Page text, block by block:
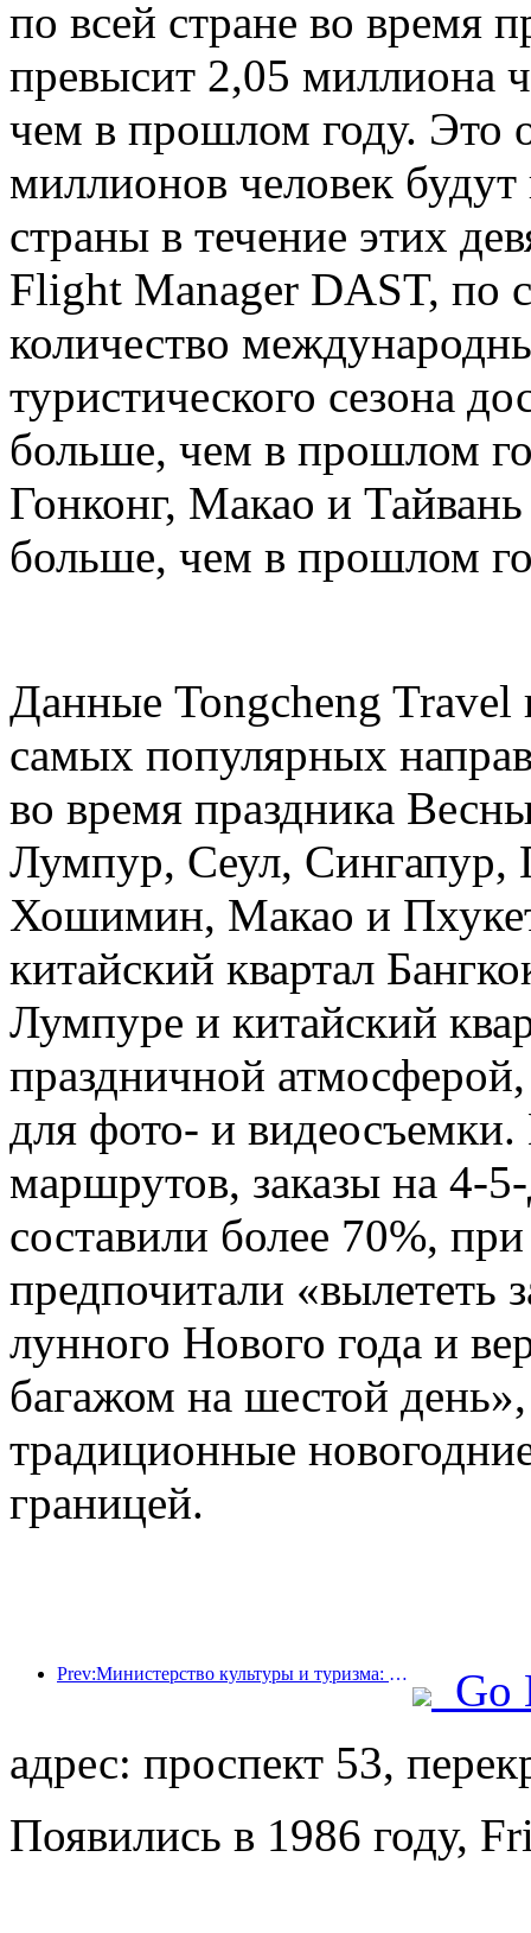
по всей стране во время
превысит 2,05 миллиона
чем в прошлом году. Это
миллионов человек будут
страны в течение этих
Flight Manager DAST, по
количество
туристического сезона
больше, чем в прошлом
Гонконг, Макао и
больше, чем в прошлом
Данные Tongcheng Travel
самых популярных
во время праздника
Лумпур, Сеул, Сингапур,
Хошимин, Макао и
китайский квартал
Лумпуре и китайский
праздничной
для фото- и
маршрутов, заказы на 4-
составили более 70%,
предпочитали «вылететь
лунного Нового года и
багажом на шестой
традиционные
границей.
Prev:Министерство культуры и туризма: запуск 22 тематических мероприятий в рамках 7 основных направлений.
Go
адрес: проспект 53,
Появились в 1986 году,